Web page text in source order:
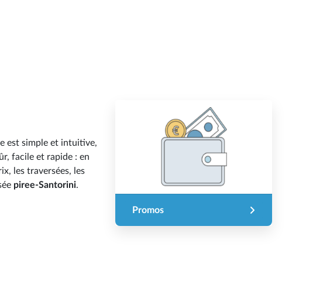
est simple et intuitive,
facile et rapide : en
les traversées, les
piree-Santorini.
Promos